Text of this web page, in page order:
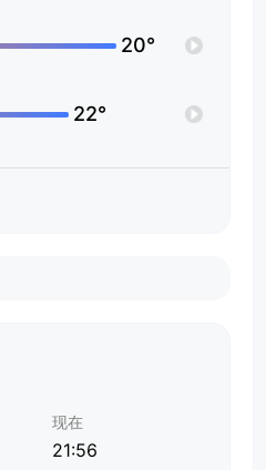
20°
22°
现在
21:56